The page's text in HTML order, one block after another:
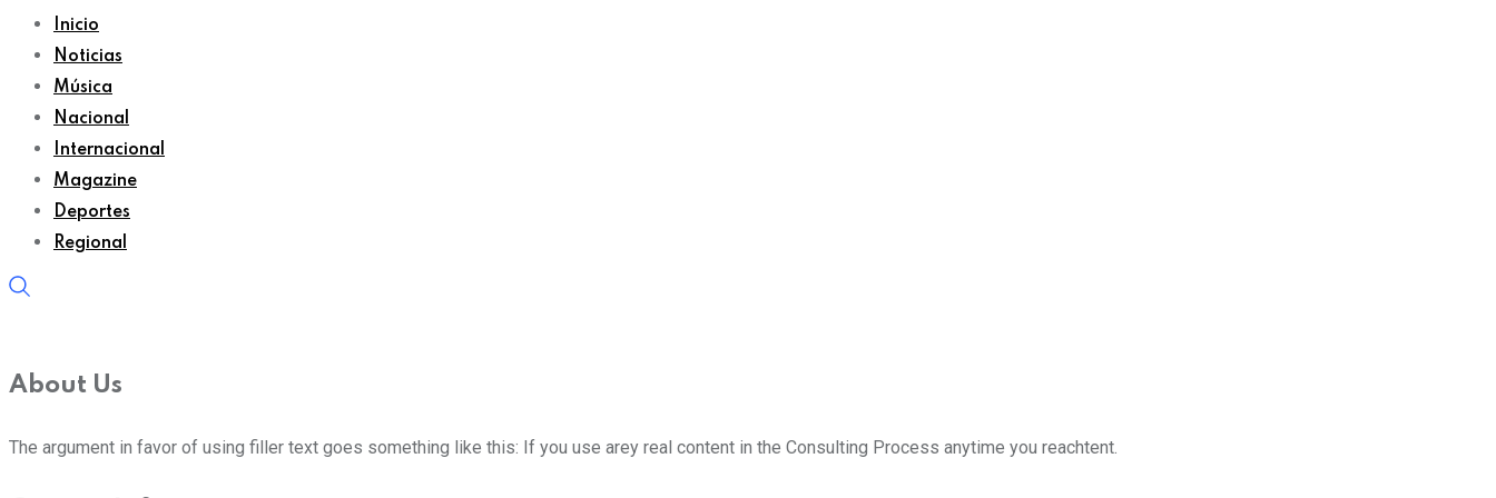
Inicio
Noticias
Música
Nacional
Internacional
Magazine
Deportes
Regional
About Us
The argument in favor of using filler text goes something like this: If you use arey real content in the Consulting Process anytime you reachtent.